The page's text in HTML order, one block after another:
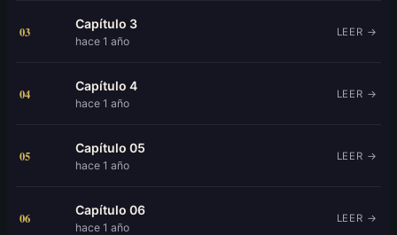
03
Capítulo 3
hace 1 año
LEER →
04
Capítulo 4
hace 1 año
LEER →
05
Capítulo 05
hace 1 año
LEER →
06
Capítulo 06
hace 1 año
LEER →